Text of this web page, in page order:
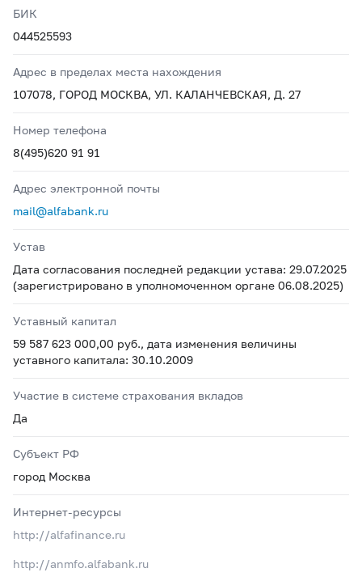
БИК
044525593
Адрес в пределах места нахождения
107078, ГОРОД МОСКВА, УЛ. КАЛАНЧЕВСКАЯ, Д. 27
Номер телефона
8(495)620 91 91
Адрес электронной почты
mail@alfabank.ru
Устав
Дата согласования последней редакции устава: 29.07.2025
(зарегистрировано в уполномоченном органе 06.08.2025)
Уставный капитал
59 587 623 000,00 руб., дата изменения величины
уставного капитала: 30.10.2009
Участие в системе страхования вкладов
Да
Субъект РФ
город Москва
Интернет-ресурсы
http://alfafinance.ru
http://anmfo.alfabank.ru